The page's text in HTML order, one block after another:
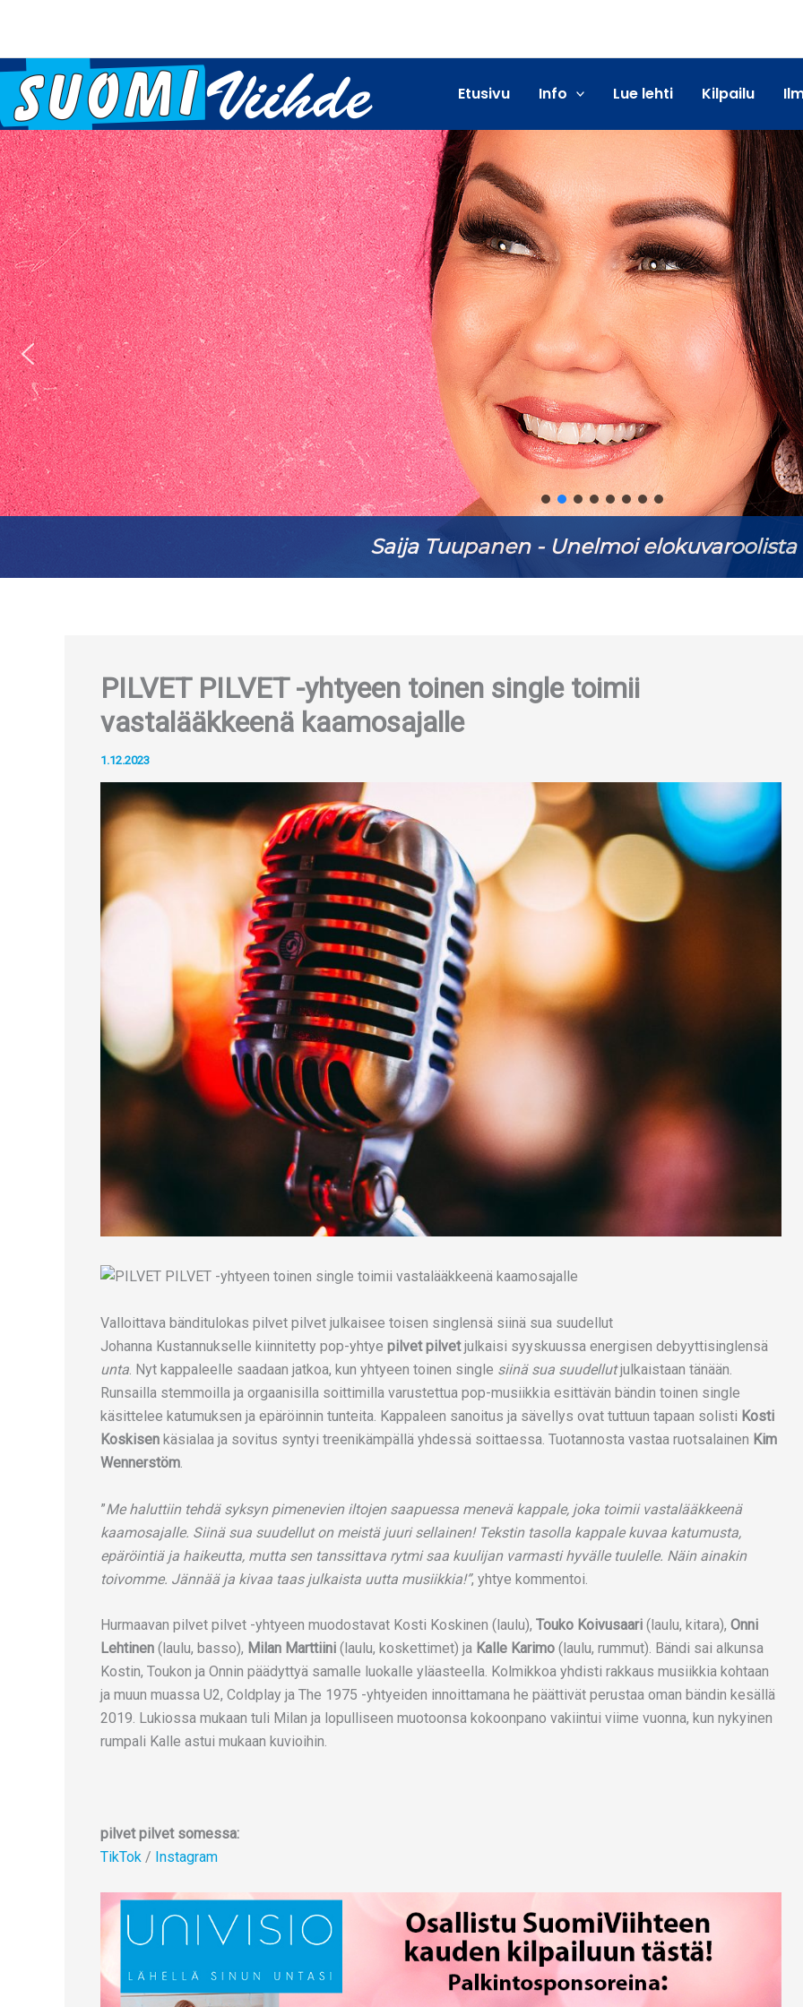
Etusivu Info Lue lehti Kilpailu
Saija Tuupanen - Unelmoi elokuvaroolista
PILVET PILVET -yhtyeen toinen single toimii
vastalääkkeenä kaamosajalle
1.12.2023
Valloittava bänditulokas pilvet pilvet julkaisee toisen singlensä siinä sua suudellut
Johanna Kustannukselle kiinnitetty pop-yhtye pilvet pilvetjulkaisi syyskuussa energisen debyyttisinglensä
unta. Nyt kappaleelle saadaan jatkoa, kun yhtyeen toinen single siinä sua suudellutjulkaistaan tänään.
Runsailla stemmoilla ja orgaanisilla soittimilla varustettua pop-musiikkia esittävän bändin toinen single
käsittelee katumuksen ja epäröinnin tunteita. Kappaleen sanoitus ja sävellys ovat tuttuun tapaan solisti Kosti
Koskisen käsialaa ja sovitus syntyi treenikämpällä yhdessä soittaessa. Tuotannosta vastaa ruotsalainen Kim
Wennerstöm.
”Me haluttiin tehdä syksyn pimenevien iltojen saapuessa menevä kappale, joka toimii vastalääkkeenä
kaamosajalle. Siinä sua suudellut on meistä juuri sellainen! Tekstin tasolla kappale kuvaa katumusta,
epäröintiä ja haikeutta, mutta sen tanssittava rytmi saa kuulijan varmasti hyvälle tuulelle. Näin ainakin
toivomme. Jännää ja kivaa taas julkaista uutta musiikkia!”, yhtye kommentoi.
Hurmaavan pilvet pilvet -yhtyeen muodostavat Kosti Koskinen (laulu), Touko Koivusaari (laulu, kitara), Onni
Lehtinen (laulu, basso), Milan Marttiini (laulu, koskettimet) ja Kalle Karimo (laulu, rummut). Bändi sai alkunsa
Kostin, Toukon ja Onnin päädyttyä samalle luokalle yläasteella. Kolmikkoa yhdisti rakkaus musiikkia kohtaan
ja muun muassa U2, Coldplay ja The 1975 -yhtyeiden innoittamana he päättivät perustaa oman bändin kesällä
2019. Lukiossa mukaan tuli Milan ja lopulliseen muotoonsa kokoonpano vakiintui viime vuonna, kun nykyinen
rumpali Kalle astui mukaan kuvioihin.
pilvet pilvet somessa:
TikTok / Instagram